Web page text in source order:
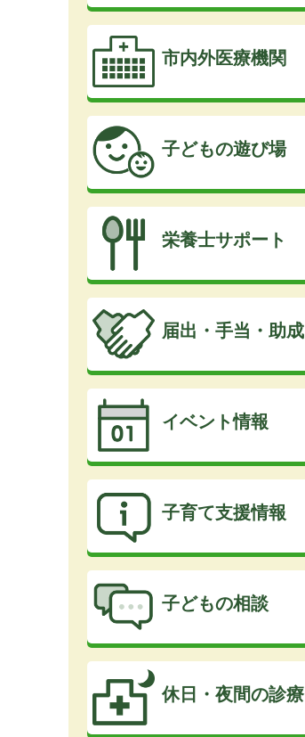
市内外医療機関
子どもの遊び場
栄養士サポート
届出・手当・助成
イベント情報
子育て支援情報
子どもの相談
休日・夜間の診療